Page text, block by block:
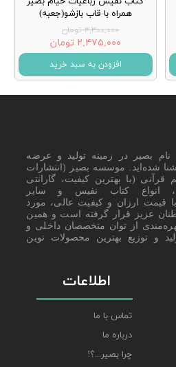
همراه با قاب بازشو(جعبه)
۳,۳۰۰,۰۰۰ تومان
۲,۴۷۵,۰۰۰ تومان
افزودن به سبد خرید
اطلاعات
تماس با ما
درباره ما
چرا بصیر...؟!
بصیر در زمینه تولید و عرضه
شده‌اید. موسسه بصیر (انتشارات
قرآنی (با بهترین کیفیت، گارانتی
انواع کتاب نفیس و سایر
قیمت ارزان و کیفیت عالی، مورد
عزیز قرار گرفته است و همین
از توان متخصصان داخلی و
و توزیع بهترین محصولات نوین